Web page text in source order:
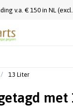
v.a. € 150 in NL
13 Liter
met